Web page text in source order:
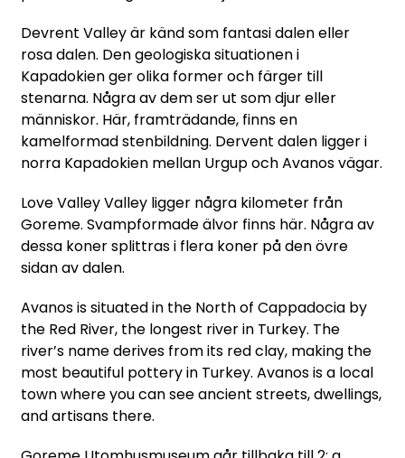
Devrent Valley är känd som fantasi dalen eller
rosa dalen. Den geologiska situationen i
Kapadokien ger olika former och färger till
stenarna. Några av dem ser ut som djur eller
människor. Här, framträdande, finns en
kamelformad stenbildning. Dervent dalen ligger i
norra Kapadokien mellan Urgup och Avanos vägar.
Love Valley Valley ligger några kilometer från
Goreme. Svampformade älvor finns här. Några av
dessa koner splittras i flera koner på den övre
sidan av dalen.
Avanos is situated in the North of Cappadocia by
the Red River, the longest river in Turkey. The
river’s name derives from its red clay, making the
most beautiful pottery in Turkey. Avanos is a local
town where you can see ancient streets, dwellings,
and artisans there.